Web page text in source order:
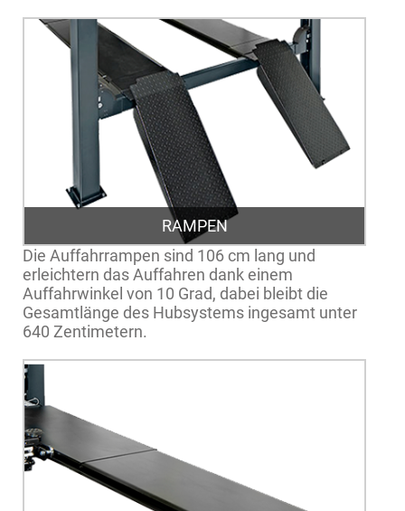
RAMPEN
Die Auffahrrampen sind 106 cm lang und
erleichtern das Auffahren dank einem
Auffahrwinkel von 10 Grad, dabei bleibt die
Gesamtlänge des Hubsystems ingesamt unter
640 Zentimetern.